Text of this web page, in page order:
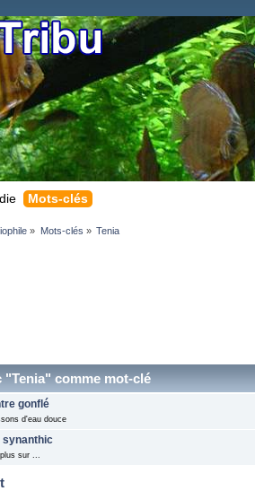
Mots-clés
» Mots-clés » Tenia
"Tenia" comme mot-clé
gonflé
d'eau douce
synanthic
sur ...